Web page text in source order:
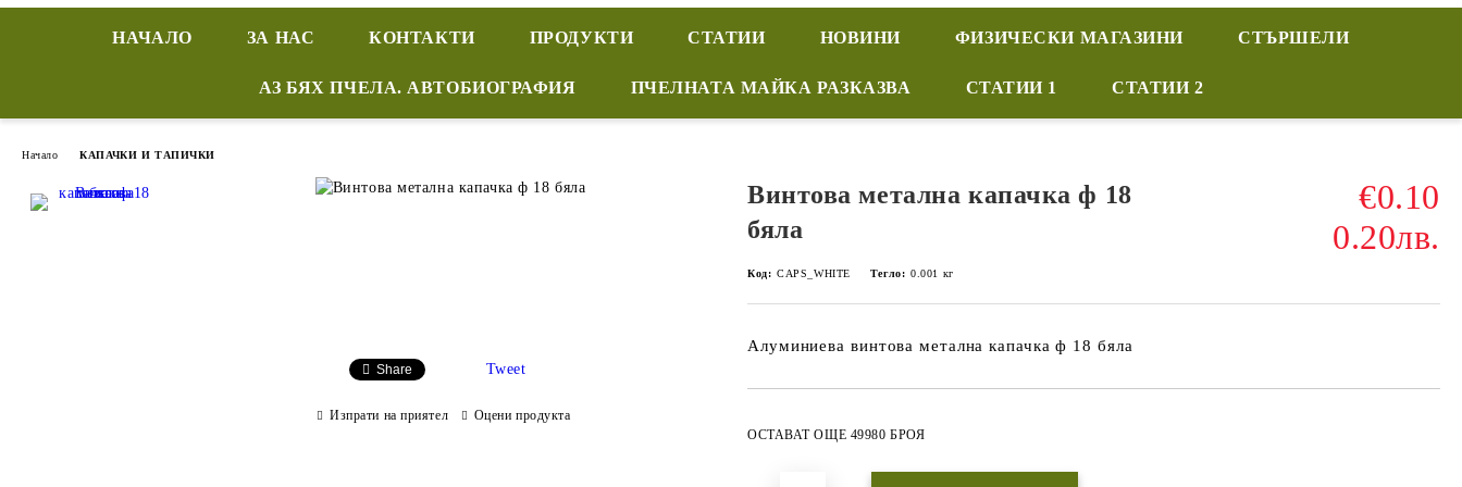
НАЧАЛО ЗА НАС КОНТАКТИ ПРОДУКТИ СТАТИИ НОВИНИ ФИЗИЧЕСКИ МАГАЗИНИ СТЪРШЕЛИ
АЗ БЯХ ПЧЕЛА. АВТОБИОГРАФИЯ ПЧЕЛНАТА МАЙКА РАЗКАЗВА СТАТИИ 1 СТАТИИ 2
Начало КАПАЧКИ И ТАПИЧКИ
Винтова метална капачка ф 18
бяла
€0.10
0.20лв.
Код: CAPS_WHITE Тегло: 0.001 кг
Алуминиева винтова метална капачка ф 18 бяла
ОСТАВАТ ОЩЕ 49980 БРОЯ
Share Tweet
Изпрати на приятел Оцени продукта